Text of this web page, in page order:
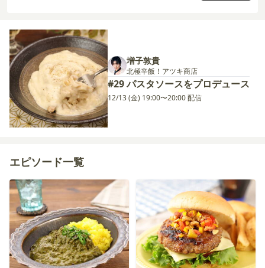
増子敦貴
北極辛飯！アツキ商店
#29 パスタソースをプロデュース
12/13 (金) 19:00〜20:00 配信
エピソード一覧